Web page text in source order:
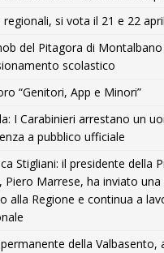
regionali, si vota il 21 e 22
del Pitagora di
scolastico
“Genitori, App e Minori”
I Carabinieri arrestano un
a pubblico ufficiale
Stigliani: il presidente della
Piero Marrese, ha inviato
alla Regione e continua a
della Valbasento,